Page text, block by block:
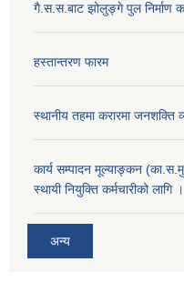
गै.स.स.बाट झोलुङ्गे पुल निर्माण
हस्तान्तरण फारम
स्थानीय तहमा करारमा जनशक्ति
कार्य सम्पादन मूल्याङ्कन
स्थायी नियुक्ति कर्मचारीको लागि ।
अन्य